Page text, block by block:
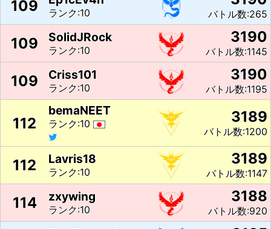
109 ランク:10 バトル数:265
109 SolidJRock
ランク:10
3190
バトル数:1145
109 Criss101
ランク:10
3190
バトル数:1195
112
bemaNEET
ランク:10 3189
バトル数:1200
112 Lavris18
ランク:10
3189
バトル数:1147
114 zxywing
ランク:10
3188
バトル数:920